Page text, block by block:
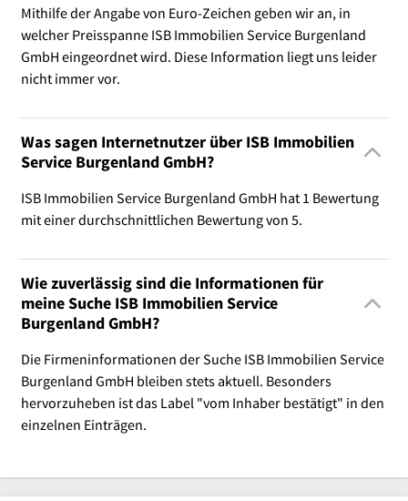
Mithilfe der Angabe von Euro-Zeichen geben wir an, in
welcher Preisspanne ISB Immobilien Service Burgenland
GmbH eingeordnet wird. Diese Information liegt uns leider
nicht immer vor.
Was sagen Internetnutzer über ISB Immobilien
Service Burgenland GmbH?
ISB Immobilien Service Burgenland GmbH hat 1 Bewertung
mit einer durchschnittlichen Bewertung von 5.
Wie zuverlässig sind die Informationen für
meine Suche ISB Immobilien Service
Burgenland GmbH?
Die Firmeninformationen der Suche ISB Immobilien Service
Burgenland GmbH bleiben stets aktuell. Besonders
hervorzuheben ist das Label "vom Inhaber bestätigt" in den
einzelnen Einträgen.